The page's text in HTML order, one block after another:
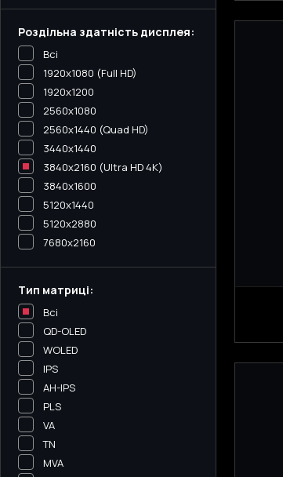
Роздільна здатність дисплея:
Всі
1920x1080 (Full HD)
1920x1200
2560x1080
2560x1440 (Quad HD)
3440х1440
3840x2160 (Ultra HD 4K)
3840x1600
5120x1440
5120х2880
7680x2160
Тип матриці:
Всі
QD-OLED
WOLED
IPS
AH-IPS
PLS
VA
TN
MVA